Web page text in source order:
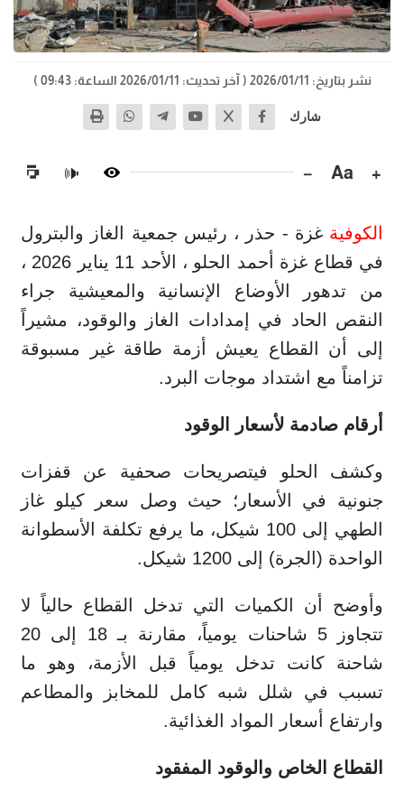
نشر بتاريخ: 2026/01/11 ( آخر تحديث: 2026/01/11 الساعة: 09:43 )
شارك
+
Aa
−
🔊
الكوفية غزة - حذر ، رئيس جمعية الغاز والبترول
في قطاع غزة أحمد الحلو ، الأحد 11 يناير 2026 ،
من تدهور الأوضاع الإنسانية والمعيشية جراء
النقص الحاد في إمدادات الغاز والوقود، مشيراً
إلى أن القطاع يعيش أزمة طاقة غير مسبوقة
تزامناً مع اشتداد موجات البرد.
أرقام صادمة لأسعار الوقود
وكشف الحلو فيتصريحات صحفية عن قفزات
جنونية في الأسعار؛ حيث وصل سعر كيلو غاز
الطهي إلى 100 شيكل، ما يرفع تكلفة الأسطوانة
الواحدة (الجرة) إلى 1200 شيكل.
وأوضح أن الكميات التي تدخل القطاع حالياً لا
تتجاوز 5 شاحنات يومياً، مقارنة بـ 18 إلى 20
شاحنة كانت تدخل يومياً قبل الأزمة، وهو ما
تسبب في شلل شبه كامل للمخابز والمطاعم
وارتفاع أسعار المواد الغذائية.
القطاع الخاص والوقود المفقود